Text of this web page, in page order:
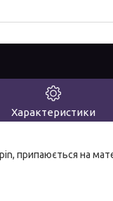
Характеристики
припаюється на